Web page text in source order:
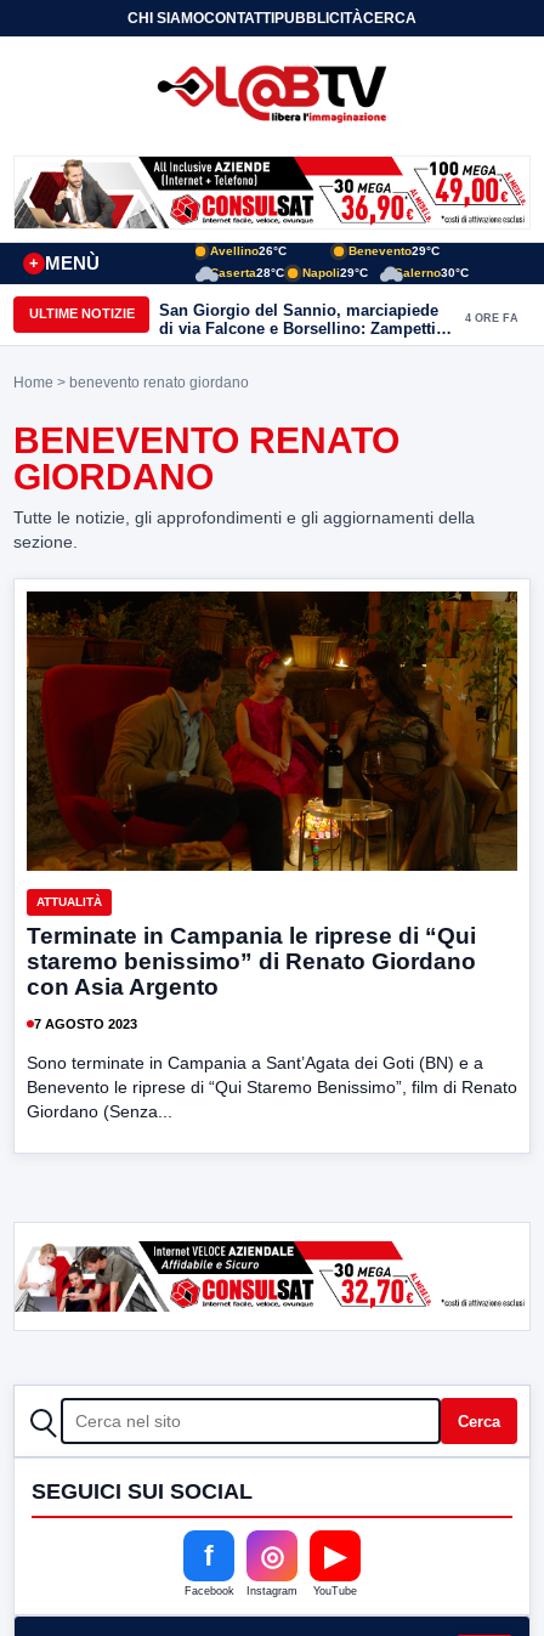
CHI SIAMOCONTATTIPUBBLICITÀCERCA
MENÙ
+
Avellino26°C Benevento29°C
Caserta28°C Napoli29°C Salerno30°C
ULTIME NOTIZIE
San Giorgio del Sannio, marciapiede
di via Falcone e Borsellino: Zampetti e
Lombardi replicano alle polemiche
4 ORE FA
Home > benevento renato giordano
BENEVENTO RENATO
GIORDANO
Tutte le notizie, gli approfondimenti e gli aggiornamenti della
sezione.
ATTUALITÀ
Terminate in Campania le riprese di “Qui
staremo benissimo” di Renato Giordano
con Asia Argento
7 AGOSTO 2023
Sono terminate in Campania a Sant’Agata dei Goti (BN) e a
Benevento le riprese di “Qui Staremo Benissimo”, film di Renato
Giordano (Senza...
CERCA Cerca
SEGUICI SUI SOCIAL
f
Facebook
◎
Instagram
▶
YouTube